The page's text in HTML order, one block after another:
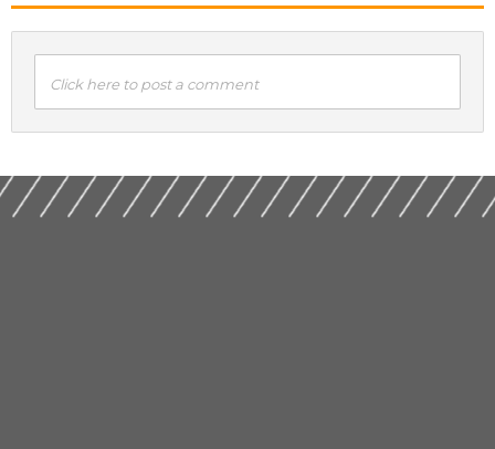
Click here to post a comment